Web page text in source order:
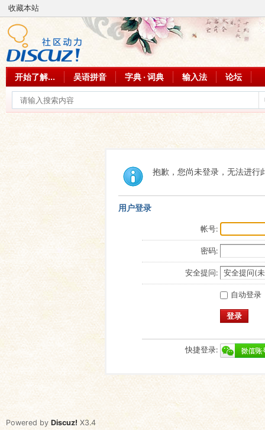
收藏本站
开始了解... 吴语拼音 字典 · 词典 输入法 论坛
抱歉，您尚未登录，无法进行
用户登录
帐号:
密码:
安全提问:
自动登录
登录
快捷登录:
Powered by Discuz! X3.4